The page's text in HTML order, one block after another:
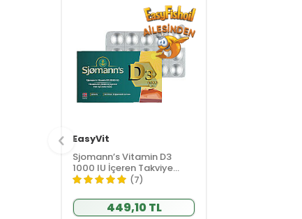
EasyVit
Sjomann’s Vitamin D3
1000 IU İçeren Takviye
Edici Gıda 30 Adet
(7)
449,10 TL